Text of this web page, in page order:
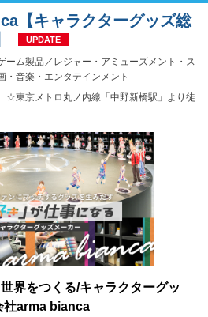
ーム製品／レジャー・アミューズメント・ス
・音楽・エンタテインメント
☆東京メトロ丸ノ内線「中野新橋駅」より徒
【キャラクターグッズ総
UPDATE
界をつくる/キャラクターグッ
社arma bianca